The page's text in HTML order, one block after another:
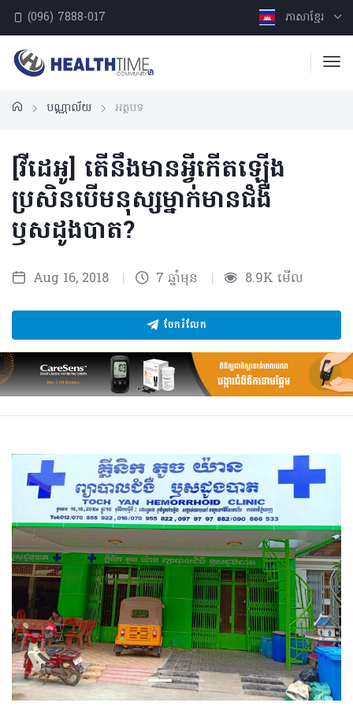
(096) 7888-017 ភាសាខ្មែរ
បណ្ណាល័យ អត្ថបទ
[វីដេអូ] តើនឹងមានអ្វីកើតឡើង
ប្រសិនបើមនុស្សម្នាក់មានជំងឺ
ឫសដូងបាត?
Aug 16, 2018 | 7 ឆ្នាំមុន | 8.9K មើល
ចែករំលែក